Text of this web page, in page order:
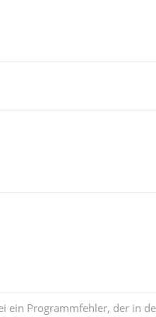
ein Programmfehler, der in